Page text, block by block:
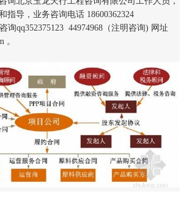
指导，业务咨询电话 18600362324
询qq352375123 44974968（注明咨询) 网址
。